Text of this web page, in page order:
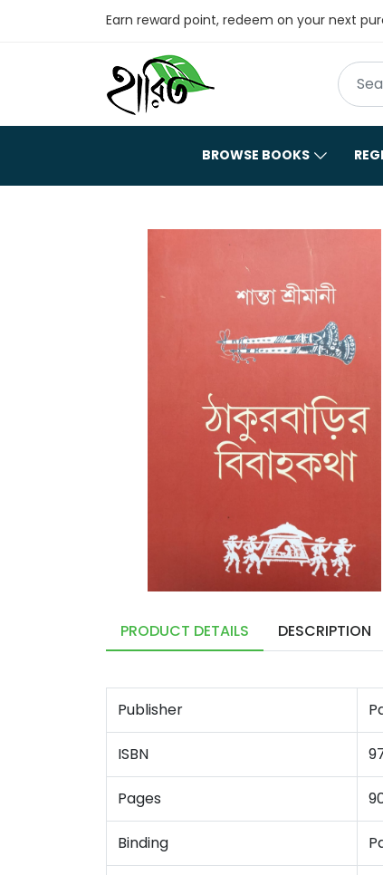
Earn reward point, redeem on your next
BROWSE BOOKS
PRODUCT DETAILS DESCRIPTION
Publisher
ISBN
Pages
Binding